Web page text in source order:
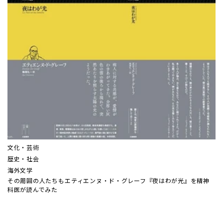
文化・芸術
歴史・社会
海外文学
その周囲の人たちも――エティエンヌ・ド・グレーフ『夜はわが光』を精神
科医が読んでみた